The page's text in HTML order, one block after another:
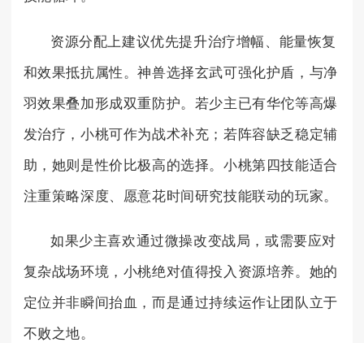
资源分配上建议优先提升治疗增幅、能量恢复
和效果抵抗属性。神兽选择玄武可强化护盾，与净
羽效果叠加形成双重防护。若少主已有华佗等高爆
发治疗，小桃可作为战术补充；若阵容缺乏稳定辅
助，她则是性价比极高的选择。小桃第四技能适合
注重策略深度、愿意花时间研究技能联动的玩家。
如果少主喜欢通过微操改变战局，或需要应对
复杂战场环境，小桃绝对值得投入资源培养。她的
定位并非瞬间抬血，而是通过持续运作让团队立于
不败之地。